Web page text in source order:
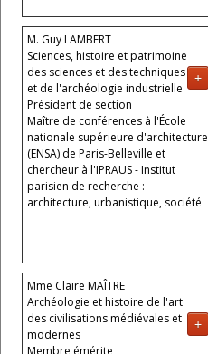
M. Guy LAMBERT
+
Sciences, histoire et patrimoine
des sciences et des techniques
et de l'archéologie industrielle
Président de section
Maître de conférences à l'École
nationale supérieure d'architecture
(ENSA) de Paris-Belleville et
chercheur à l'IPRAUS - Institut
parisien de recherche :
architecture, urbanistique, société
Mme Claire MAÎTRE
+
Archéologie et histoire de l'art
des civilisations médiévales et
modernes
Membre émérite